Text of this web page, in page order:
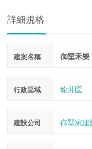
詳細規格
建案名稱 御墅禾樂
行政區域 龍井區
建設公司 御墅家建